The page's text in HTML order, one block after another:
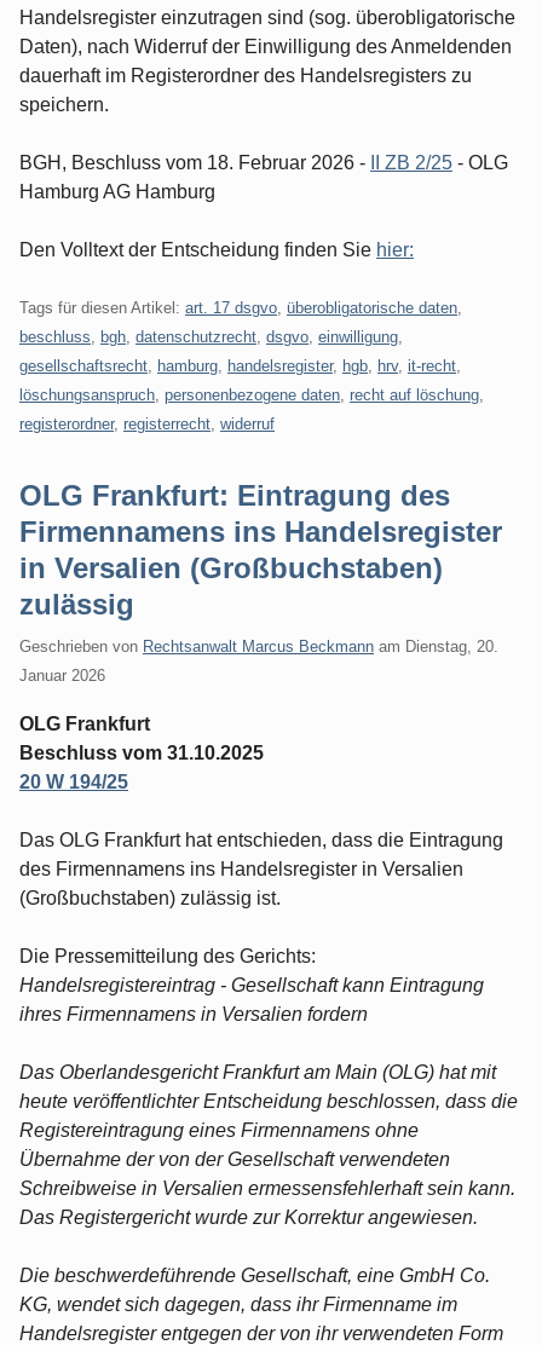
Handelsregister einzutragen sind (sog. überobligatorische
Daten), nach Widerruf der Einwilligung des Anmeldenden
dauerhaft im Registerordner des Handelsregisters zu
speichern.
BGH, Beschluss vom 18. Februar 2026 - II ZB 2/25 - OLG
Hamburg AG Hamburg
Den Volltext der Entscheidung finden Sie hier:
Tags für diesen Artikel: art. 17 dsgvo überobligatorische daten
beschluss
bgh datenschutzrecht dsgvo einwilligung
gesellschaftsrecht
hamburg handelsregister, hgb hrv, it-recht
löschungsanspruch personenbezogene daten recht auf löschung
registerordner, registerrecht widerruf
OLG Frankfurt: Eintragung des
Firmennamens ins Handelsregister
in Versalien (Großbuchstaben)
zulässig
Geschrieben von Rechtsanwalt Marcus Beckmann am Dienstag, 20.
Januar 2026
OLG Frankfurt
Beschluss vom 31.10.2025
20 W 194/25
Das OLG Frankfurt hat entschieden, dass die Eintragung
des Firmennamens ins Handelsregister in Versalien
(Großbuchstaben) zulässig ist.
Die Pressemitteilung des Gerichts:
Handelsregistereintrag - Gesellschaft kann Eintragung
ihres Firmennamens in Versalien fordern
Das Oberlandesgericht Frankfurt am Main (OLG) hat mit
heute veröffentlichter Entscheidung beschlossen, dass die
Registereintragung eines Firmennamens ohne
Übernahme der von der Gesellschaft verwendeten
Schreibweise in Versalien ermessensfehlerhaft sein kann.
Das Registergericht wurde zur Korrektur angewiesen.
Die beschwerdeführende Gesellschaft, eine GmbH Co.
KG, wendet sich dagegen, dass ihr Firmenname im
Handelsregister entgegen der von ihr verwendeten Form